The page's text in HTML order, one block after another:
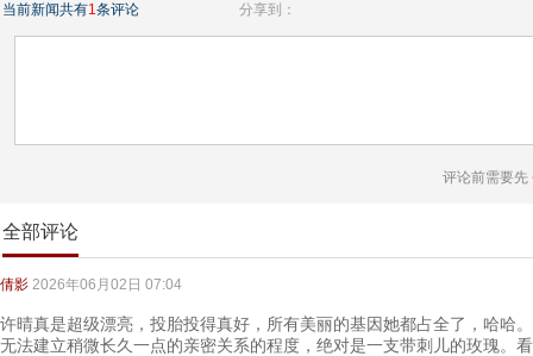
当前新闻共有1条评论 分享到：
评论前需要先
全部评论
倩影 2026年06月02日 07:04
许晴真是超级漂亮，投胎投得真好，所有美丽的基因她都占全了，哈哈
无法建立稍微长久一点的亲密关系的程度，绝对是一支带刺儿的玫瑰。